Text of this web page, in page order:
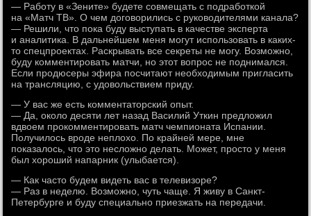
— Работу в «Зените» будете совмещать с подработкой
на «Матч ТВ». О чем договорились с руководителями канала?
— Решили, что пока буду выступать в качестве эксперта
и аналитика. В дальнейшем меня могут использовать в каких-
то спецпроектах. Раскрывать все секреты не могу. Возможно,
буду комментировать матчи, но этот вопрос не поднимался.
Если продюсеры эфира посчитают необходимым пригласить
на трансляцию, с удовольствием приду.
— У вас же есть комментаторский опыт.
— Да, около десяти лет назад Василий Уткин предложил
вдвоем прокомментировать матч чемпионата Испании.
Получилось вроде неплохо. По крайней мере, мне
показалось, что это несложно делать. Может, просто у меня
был хороший напарник (улыбается).
— Как часто будем видеть вас в телевизоре?
— Раз в неделю. Возможно, чуть чаще. Я живу в Санкт-
Петербурге и буду специально приезжать на передачи.